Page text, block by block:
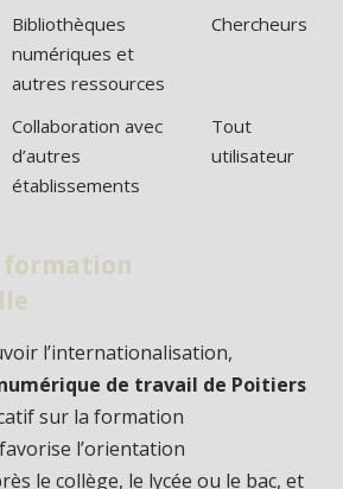
Bibliothèques
numériques et
autres ressources
Chercheurs
Collaboration avec
d’autres
établissements
Tout
utilisateur
formation
l’internationalisation,
de travail de Poitiers
sur la formation
l’orientation
le collège, le lycée ou le bac, et